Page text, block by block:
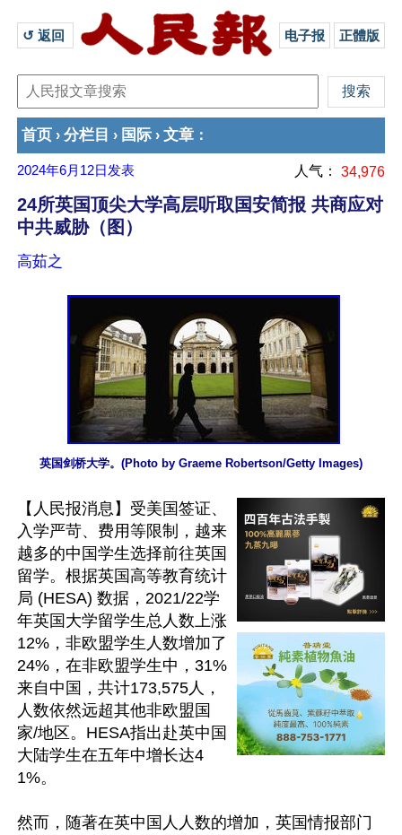
↺ 返回 电子报 正體版
首页 › 分栏目 › 国际 › 文章 ：
2024年6月12日 发表 人气： 34,976
24所英国顶尖大学高层听取国安简报 共商应对
中共威胁（图）
高茹之
英国剑桥大学。(Photo by Graeme Robertson/Getty Images)
【人民报消息】受美国签证、
入学严苛、费用等限制，越来
越多的中国学生选择前往英国
留学。根据英国高等教育统计
局 (HESA) 数据，2021/22学
年英国大学留学生总人数上涨
12%，非欧盟学生人数增加了
24%，在非欧盟学生中，31%
来自中国，共计173,575人，
人数依然远超其他非欧盟国
家/地区。HESA指出赴英中国
大陆学生在五年中增长达4
1%。
然而，随著在英中国人人数的增加，英国情报部门